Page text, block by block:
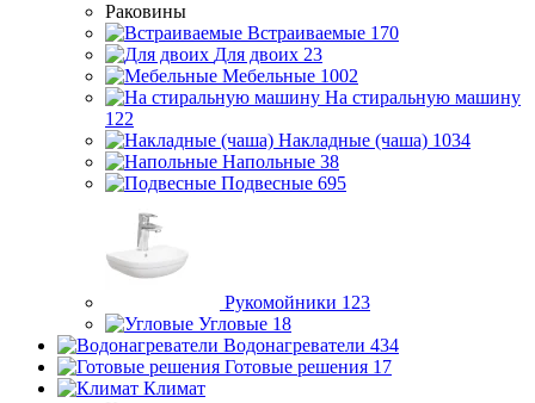
Раковины
Встраиваемые 170
Для двоих 23
Мебельные 1002
На стиральную машину
122
Накладные (чаша) 1034
Напольные 38
Подвесные 695
Рукомойники 123
Угловые 18
Водонагреватели 434
Готовые решения 17
Климат